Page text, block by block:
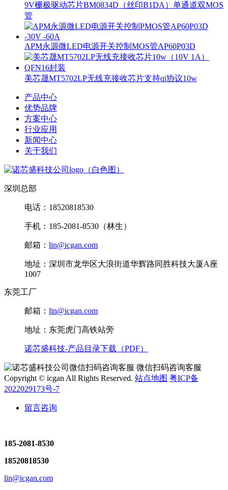
9V栅极驱动芯片BM0834D（丝印B1DA）单通道双MOS
管
APM永源微LED电源开关控制MOS管AP60P03D
美芯晟MT5702LP无线充接收芯片支持qi协议10w
产品中心
优势品牌
方案中心
行业应用
新闻中心
关于我们
深圳总部
电话：18520818530
手机：185-2081-8530（林生）
邮箱： lin@icgan.com
地址：深圳市龙华区大浪街道华辉路同胜科技大厦A座
1007
东莞工厂
邮箱： lin@icgan.com
地址：东莞虎门高铁站旁
诺芯盛科技-产品目录下载（PDF）
微信扫码咨询客服
Copyright © icgan All Rights Reserved. 站点地图 粤ICP备
2022029173号-7
留言咨询
185-2081-8530
18520818530
lin@icgan.com